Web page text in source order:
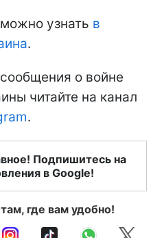
узнать в
.
о войне
читайте на канал
.
Подпишитесь на
в Google!
где вам удобно!